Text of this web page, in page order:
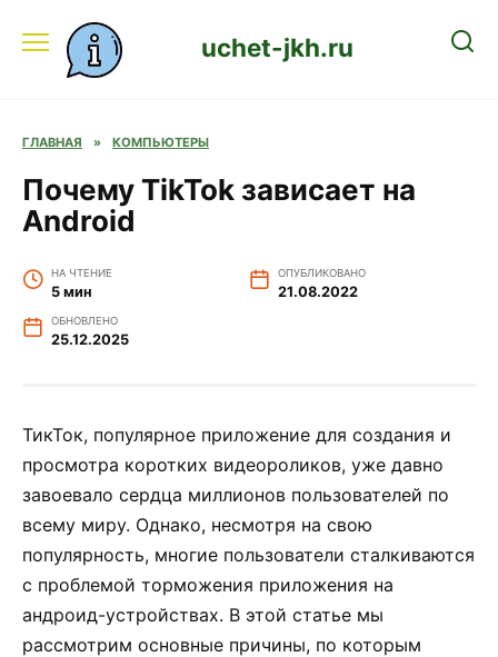
содержанию
uchet-jkh.ru
ГЛАВНАЯ » КОМПЬЮТЕРЫ
Почему TikTok зависает на
Android
НА ЧТЕНИЕ
5 мин
ОПУБЛИКОВАНО
21.08.2022
ОБНОВЛЕНО
25.12.2025
ТикТок, популярное приложение для создания и
просмотра коротких видеороликов, уже давно
завоевало сердца миллионов пользователей по
всему миру. Однако, несмотря на свою
популярность, многие пользователи сталкиваются
с проблемой торможения приложения на
андроид-устройствах. В этой статье мы
рассмотрим основные причины, по которым